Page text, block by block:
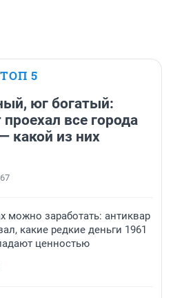
ТОП 5
юг богатый:
все города
какой из них
можно заработать: антиквар
какие редкие деньги 1961
ценностью